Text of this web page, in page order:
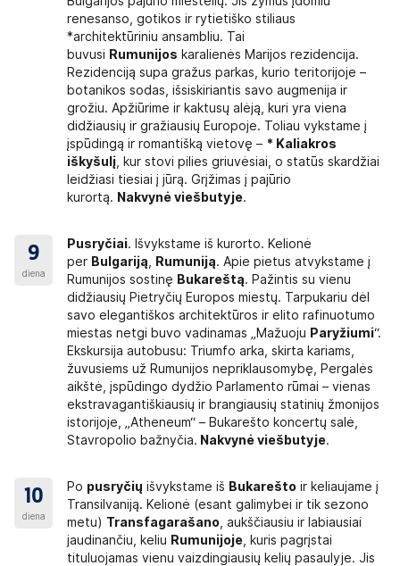
renesanso, gotikos ir rytietiško stiliaus
*architektūriniu ansambliu. Tai
buvusi Rumunijos karalienės Marijos rezidencija.
Rezidenciją supa gražus parkas, kurio teritorijoje –
botanikos sodas, išsiskiriantis savo augmenija ir
grožiu. Apžiūrime ir kaktusų alėją, kuri yra viena
didžiausių ir gražiausių Europoje. Toliau vykstame į
įspūdingą ir romantišką vietovę – * Kaliakros
iškyšulį , kur stovi pilies griuvėsiai, o statūs skardžiai
leidžiasi tiesiai į jūrą. Grįžimas į pajūrio
kurortą. Nakvynė viešbutyje.
9
diena
Pusryčiai. Išvykstame iš kurorto. Kelionė
per Bulgariją Rumuniją. Apie pietus atvykstame į
Rumunijos sostinę Bukareštą. Pažintis su vienu
didžiausių Pietryčių Europos miestų. Tarpukariu dėl
savo elegantiškos architektūros ir elito rafinuotumo
miestas netgi buvo vadinamas „Mažuoju Paryžiumi“.
Ekskursija autobusu: Triumfo arka, skirta kariams,
žuvusiems už Rumunijos nepriklausomybę, Pergalės
aikštė, įspūdingo dydžio Parlamento rūmai – vienas
ekstravagantiškiausių ir brangiausių statinių žmonijos
istorijoje, „Atheneum“ – Bukarešto koncertų salė,
Stavropolio bažnyčia. Nakvynė viešbutyje.
10
diena
Po pusryčių išvykstame iš Bukarešto ir keliaujame į
Transilvaniją. Kelionė (esant galimybei ir tik sezono
metu) Transfagarašano , aukščiausiu ir labiausiai
jaudinančiu, keliu Rumunijoje , kuris pagrįstai
tituluojamas vienu vaizdingiausių kelių pasaulyje. Jis